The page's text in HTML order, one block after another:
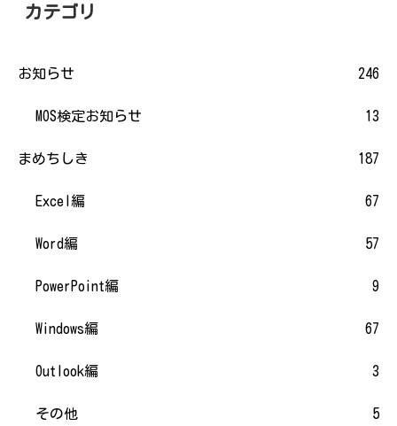
カテゴリ
お知らせ 246
MOS検定お知らせ 13
まめちしき 187
Excel編 67
Word編 57
PowerPoint編 9
Windows編 67
Outlook編 3
その他 5